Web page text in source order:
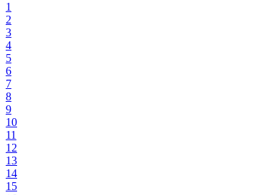
1
2
3
4
5
6
7
8
9
10
11
12
13
14
15